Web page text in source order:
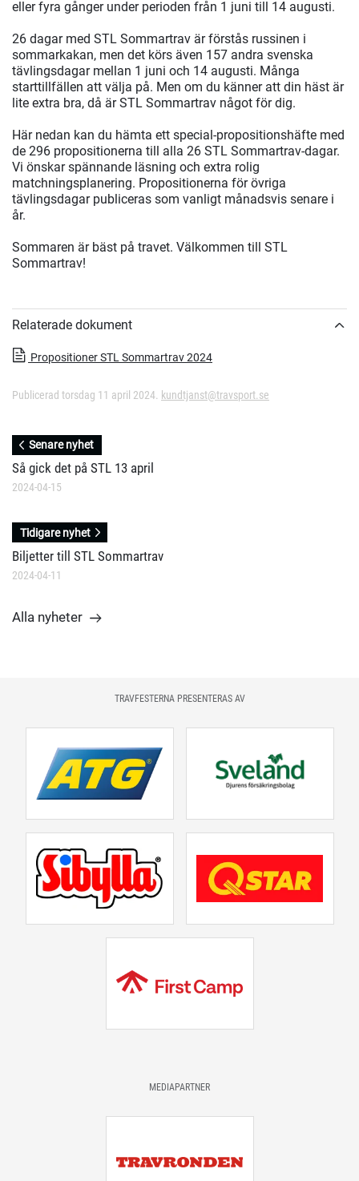
eller fyra gånger under perioden från 1 juni till 14 augusti.
26 dagar med STL Sommartrav är förstås russinen i
sommarkakan, men det körs även 157 andra svenska
tävlingsdagar mellan 1 juni och 14 augusti. Många
starttillfällen att välja på. Men om du känner att din häst är
lite extra bra, då är STL Sommartrav något för dig.
Här nedan kan du hämta ett special-propositionshäfte med
de 296 propositionerna till alla 26 STL Sommartrav-dagar.
Vi önskar spännande läsning och extra rolig
matchningsplanering. Propositionerna för övriga
tävlingsdagar publiceras som vanligt månadsvis senare i
år.
Sommaren är bäst på travet. Välkommen till STL
Sommartrav!
Relaterade dokument
Propositioner STL Sommartrav 2024
Publicerad torsdag 11 april 2024. kundtjanst@travsport.se
Senare nyhet
Så gick det på STL 13 april
2024-04-15
Tidigare nyhet
Biljetter till STL Sommartrav
2024-04-11
Alla nyheter
TRAVFESTERNA PRESENTERAS AV
MEDIAPARTNER